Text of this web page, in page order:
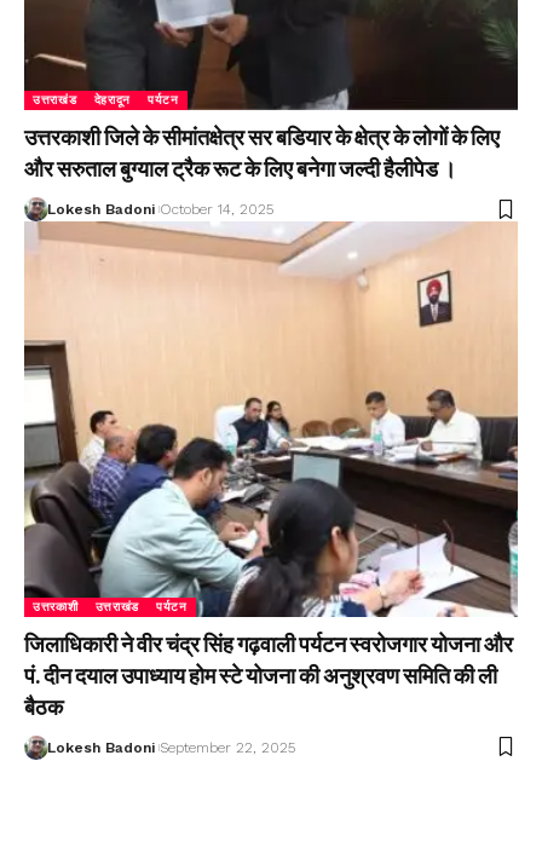
उत्तराखंड देहरादून पर्यटन
उत्तरकाशी जिले के सीमांतक्षेत्र सर बडियार के क्षेत्र के लोगों के लिए
और सरुताल बुग्याल ट्रैक रूट के लिए बनेगा जल्दी हैलीपेड ।
Lokesh Badoni October 14, 2025
उत्तरकाशी उत्तराखंड पर्यटन
जिलाधिकारी ने वीर चंद्र सिंह गढ़वाली पर्यटन स्वरोजगार योजना और
पं. दीन दयाल उपाध्याय होम स्टे योजना की अनुश्रवण समिति की ली
बैठक
Lokesh Badoni September 22, 2025